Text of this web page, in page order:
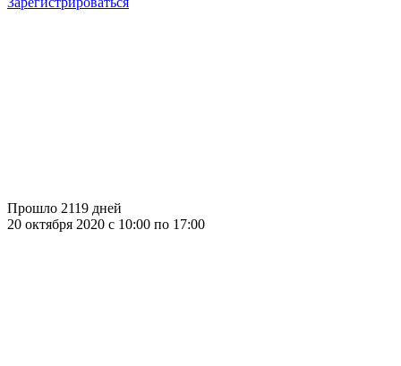
Прошло 2119 дней
20 октября 2020 c 10:00 по 17:00